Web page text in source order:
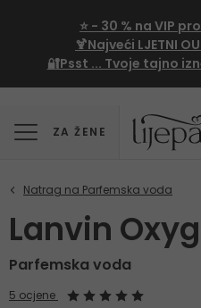
⭐ - 30 % na VIP
🍹Najveći LJETNI
🔐Psst ... Tvoje tajno
ZA ŽENE
Lanvin
Parfemska voda
5 ocjene